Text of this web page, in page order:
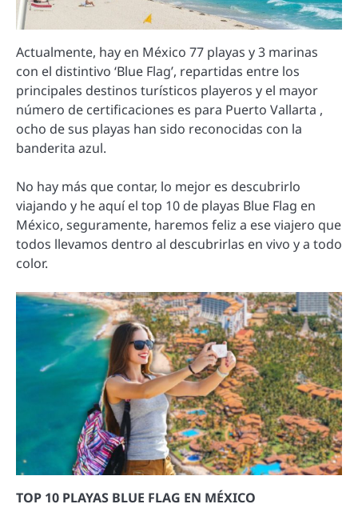
Actualmente, hay en México 77 playas y 3 marinas
con el distintivo ‘Blue Flag’, repartidas entre los
principales destinos turísticos playeros y el mayor
número de certificaciones es para Puerto Vallarta ,
ocho de sus playas han sido reconocidas con la
banderita azul.
No hay más que contar, lo mejor es descubrirlo
viajando y he aquí el top 10 de playas Blue Flag en
México, seguramente, haremos feliz a ese viajero que
todos llevamos dentro al descubrirlas en vivo y a todo
color.
TOP 10 PLAYAS BLUE FLAG EN MÉXICO